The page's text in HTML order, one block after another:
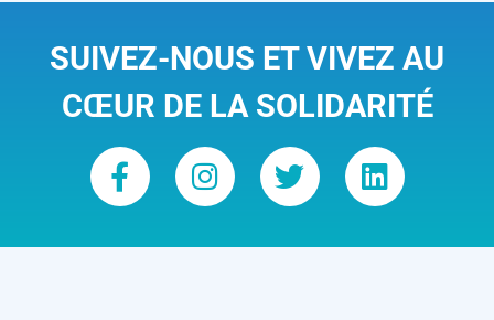
SUIVEZ-NOUS ET VIVEZ AU
CŒUR DE LA SOLIDARITÉ